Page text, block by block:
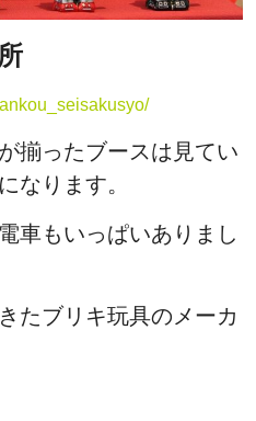
揃ったブースは見てい
なります。
車もいっぱいありまし
たブリキ玩具のメーカ